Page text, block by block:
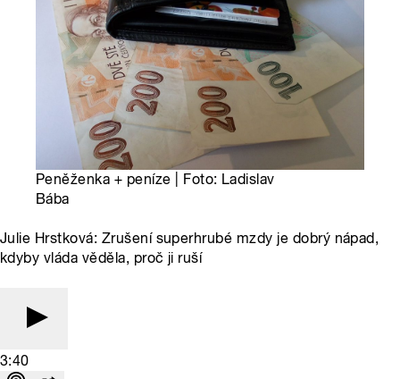
Peněženka + peníze | Foto: Ladislav
Bába
Julie Hrstková: Zrušení superhrubé mzdy je dobrý nápad,
kdyby vláda věděla, proč ji ruší
3:40